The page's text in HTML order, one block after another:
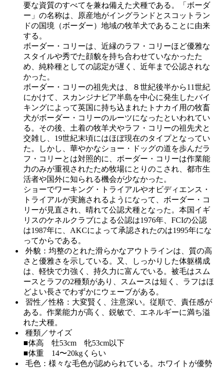
要な資質のすべてを兼ね備えた犬種である。「ボーダ
ー」の名称は、原産地がイングランドとスコットラン
ドの国境（ボーダー）地域の牧羊犬であることに由来
する。
ボーダー・コリーは、近縁のラフ・コリーほど優雅な
スタイルや秀でた顔貌を持ち合わせていなかったた
め、純粋種としての認定が遅く、近年まで公認されな
かった。
ボーダー・コリーの祖先犬は、８世紀後半から11世紀
にかけて、スカンジナビア半島を中心に発生したバイ
キングによって英国に持ち込まれたトナカイ用の牧畜
犬がボーダー・コリーのルーツになったといわれてい
る。その後、土着の牧羊犬やラフ・コリーの祖先犬と
交雑し、19世紀末頃にはほぼ現在のタイプとなってい
た。しかし、華やかなショー・ドッグの道を歩んだラ
フ・コリーとは対照的に、ボーダー・コリーは作業能
力のみが重視されたため牧場にとりのこされ、都市生
活者や国外に知られる機会が少なかった。
ショーでワーキング・トライアルやオビディエンス・
トライアルが実施されるようになって、ボーダー・コ
リーが見直され、晴れて公認犬種となった。本国イギ
リスのケネルクラブによる公認は1976年、FCIの公認
は1987年に、AKCによって承認されたのは1995年にな
ってからである。
外貌：均整のとれた滑らかなアウトラインは、質の高
さと優雅さを示している。又、しっかりした体躯構成
は、軽快で力強く、持久力に富んでいる。被毛はスム
ースとラフの2種類があり、スムースは短く、ラフはほ
どよい長さでわずかにウェーブがある。
習性／性格：大変賢く、注意深い。従順で、責任感が
ある。作業能力が高く、鋭敏で、エネルギーに満ち溢
れた犬種。
種類／サイズ
■体高 牡53cm 牝53cm以下
■体重 14〜20kgくらい
毛色：様々な毛色が認められている。ホワイトが優勢